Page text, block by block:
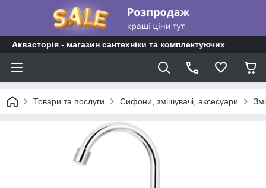
Аквасторія - магазин сантехніки та комплектуючих
Товари та послуги Сифони, змішувачі, аксесуари